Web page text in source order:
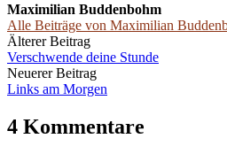
Maximilian Buddenbohm
Alle Beiträge von Maximilian
Beitrags-
Navigation
Älterer Beitrag
Verschwende deine Stunde
Neuerer Beitrag
Links am Morgen
4 Kommentare